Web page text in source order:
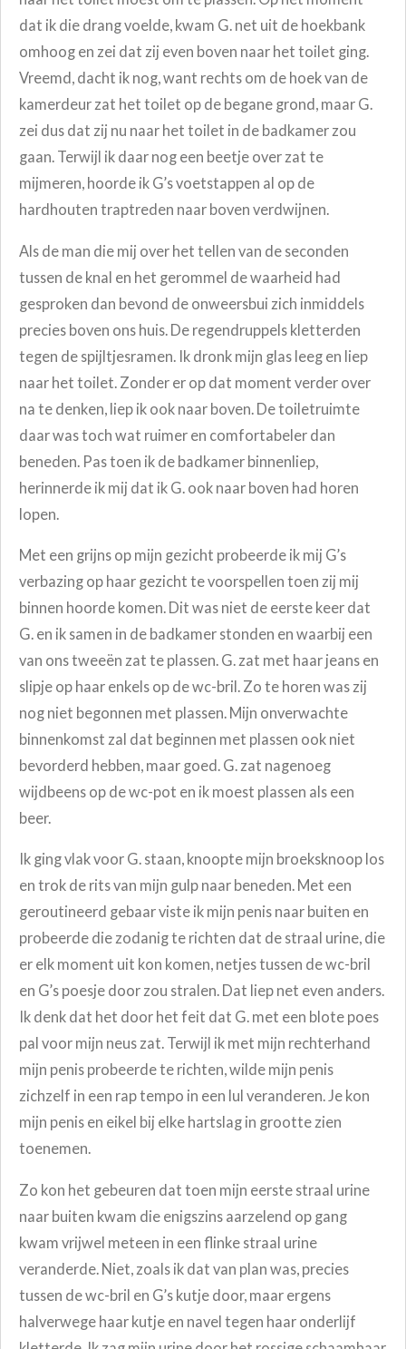
dat ik die drang voelde, kwam G. net uit de hoekbank
omhoog en zei dat zij even boven naar het toilet ging.
Vreemd, dacht ik nog, want rechts om de hoek van de
kamerdeur zat het toilet op de begane grond, maar G.
zei dus dat zij nu naar het toilet in de badkamer zou
gaan. Terwijl ik daar nog een beetje over zat te
mijmeren, hoorde ik G’s voetstappen al op de
hardhouten traptreden naar boven verdwijnen.
Als de man die mij over het tellen van de seconden
tussen de knal en het gerommel de waarheid had
gesproken dan bevond de onweersbui zich inmiddels
precies boven ons huis. De regendruppels kletterden
tegen de spijltjesramen. Ik dronk mijn glas leeg en liep
naar het toilet. Zonder er op dat moment verder over
na te denken, liep ik ook naar boven. De toiletruimte
daar was toch wat ruimer en comfortabeler dan
beneden. Pas toen ik de badkamer binnenliep,
herinnerde ik mij dat ik G. ook naar boven had horen
lopen.
Met een grijns op mijn gezicht probeerde ik mij G’s
verbazing op haar gezicht te voorspellen toen zij mij
binnen hoorde komen. Dit was niet de eerste keer dat
G. en ik samen in de badkamer stonden en waarbij een
van ons tweeën zat te plassen. G. zat met haar jeans en
slipje op haar enkels op de wc-bril. Zo te horen was zij
nog niet begonnen met plassen. Mijn onverwachte
binnenkomst zal dat beginnen met plassen ook niet
bevorderd hebben, maar goed. G. zat nagenoeg
wijdbeens op de wc-pot en ik moest plassen als een
beer.
Ik ging vlak voor G. staan, knoopte mijn broeksknoop los
en trok de rits van mijn gulp naar beneden. Met een
geroutineerd gebaar viste ik mijn penis naar buiten en
probeerde die zodanig te richten dat de straal urine, die
er elk moment uit kon komen, netjes tussen de wc-bril
en G’s poesje door zou stralen. Dat liep net even anders.
Ik denk dat het door het feit dat G. met een blote poes
pal voor mijn neus zat. Terwijl ik met mijn rechterhand
mijn penis probeerde te richten, wilde mijn penis
zichzelf in een rap tempo in een lul veranderen. Je kon
mijn penis en eikel bij elke hartslag in grootte zien
toenemen.
Zo kon het gebeuren dat toen mijn eerste straal urine
naar buiten kwam die enigszins aarzelend op gang
kwam vrijwel meteen in een flinke straal urine
veranderde. Niet, zoals ik dat van plan was, precies
tussen de wc-bril en G’s kutje door, maar ergens
halverwege haar kutje en navel tegen haar onderlijf